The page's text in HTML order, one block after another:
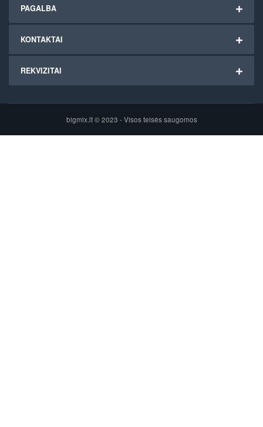
PAGALBA
KONTAKTAI
REKVIZITAI
bigmix.lt © 2023 - Visos teisės saugomos